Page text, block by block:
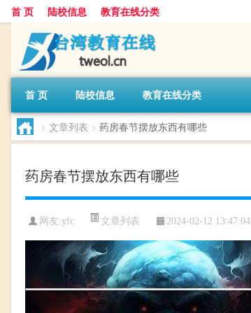
首 页 陆校信息 教育在线分类
首 页 陆校信息 教育在线分类
> 文章列表 > 药房春节摆放东西有哪些
药房春节摆放东西有哪些
网友:yfc 文章列表 2024-02-12 13:47:04